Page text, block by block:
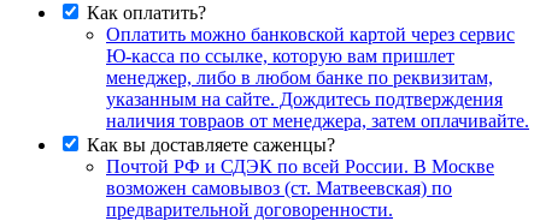
Как оплатить?
Оплатить можно банковской картой через сервис
Ю-касса по ссылке, которую вам пришлет
менеджер, либо в любом банке по реквизитам,
указанным на сайте. Дождитесь подтверждения
наличия товраов от менеджера, затем оплачивайте.
Как вы доставляете саженцы?
Почтой РФ и СДЭК по всей России. В Москве
возможен самовывоз (ст. Матвеевская) по
предварительной договоренности.